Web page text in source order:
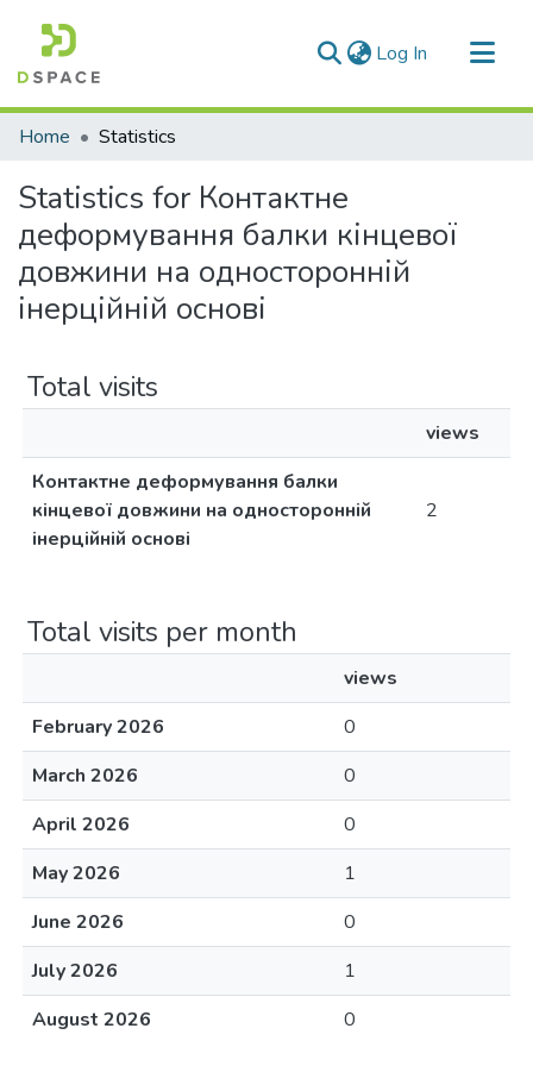
Log In (current)
Communities & Collections
Home Statistics
Statistics for Контактне
деформування балки кінцевої
довжини на односторонній
інерційній основі
Total visits
views
Контактне деформування балки
кінцевої довжини на односторонній
інерційній основі
2
Total visits per month
views
February 2026
0
March 2026
0
April 2026
0
May 2026
1
June 2026
0
July 2026
1
August 2026
0